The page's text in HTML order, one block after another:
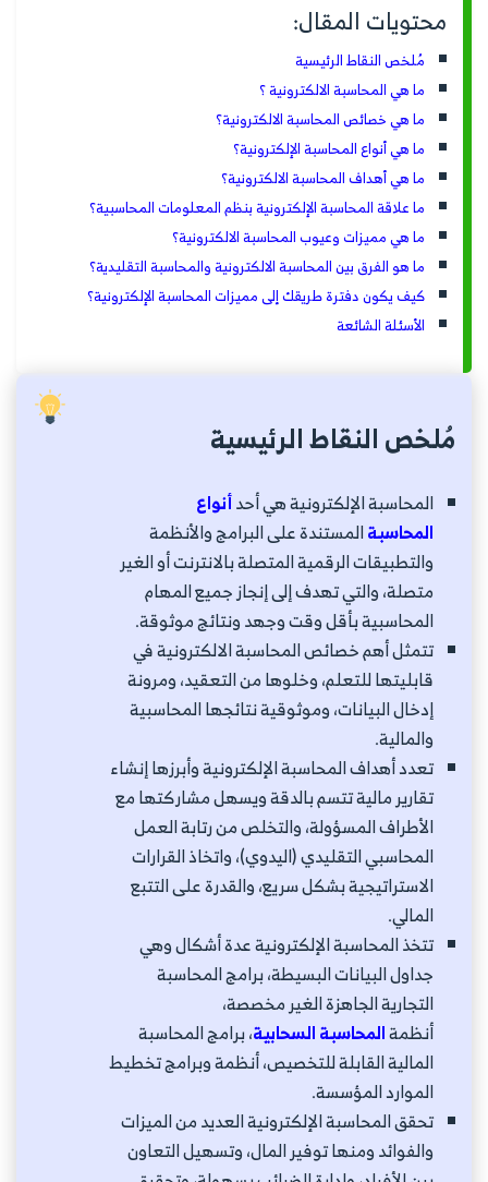
محتويات المقال:
مُلخص النقاط الرئيسية
ما هي المحاسبة الالكترونية ؟
ما هي خصائص المحاسبة الالكترونية؟
ما هي أنواع المحاسبة الإلكترونية؟
ما هي أهداف المحاسبة الالكترونية؟
ما علاقة المحاسبة الإلكترونية بنظم المعلومات المحاسبية؟
ما هي مميزات وعيوب المحاسبة الالكترونية؟
ما هو الفرق بين المحاسبة الالكترونية والمحاسبة التقليدية؟
كيف يكون دفترة طريقك إلى مميزات المحاسبة الإلكترونية؟
الأسئلة الشائعة
مُلخص النقاط الرئيسية
المحاسبة الإلكترونية هي أحدأنواع
المحاسبةالمستندة على البرامج والأنظمة
والتطبيقات الرقمية المتصلة بالانترنت أو الغير
متصلة، والتي تهدف إلى إنجاز جميع المهام
المحاسبية بأقل وقت وجهد ونتائج موثوقة.
تتمثل أهم خصائص المحاسبة الالكترونية في
قابليتها للتعلم، وخلوها من التعقيد، ومرونة
إدخال البيانات، وموثوقية نتائجها المحاسبية
والمالية.
تعدد أهداف المحاسبة الإلكترونية وأبرزها إنشاء
تقارير مالية تتسم بالدقة ويسهل مشاركتها مع
الأطراف المسؤولة، والتخلص من رتابة العمل
المحاسبي التقليدي (اليدوي)، واتخاذ القرارات
الاستراتيجية بشكل سريع، والقدرة على التتبع
المالي.
تتخذ المحاسبة الإلكترونية عدة أشكال وهي
جداول البيانات البسيطة، برامج المحاسبة
التجارية الجاهزة الغير مخصصة،
أنظمةالمحاسبة السحابية، برامج المحاسبة
المالية القابلة للتخصيص، أنظمة وبرامج تخطيط
الموارد المؤسسة.
تحقق المحاسبة الإلكترونية العديد من الميزات
والفوائد ومنها توفير المال، وتسهيل التعاون